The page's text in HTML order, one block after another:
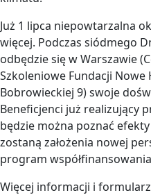
Już 1 lipca niepowtarzalna
więcej. Podczas siódmego
odbędzie się w Warszawie
Szkoleniowe Fundacji
Bobrowieckiej 9) swoje
Beneficjenci już realizujący
będzie można poznać
zostaną założenia nowej
program współfinansowania
Więcej informacji i formularz